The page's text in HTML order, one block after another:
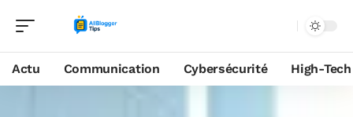
Actu Communication Cybersécurité High-Tech